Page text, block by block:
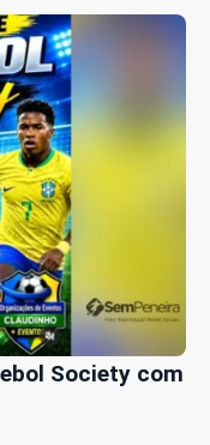
Society com